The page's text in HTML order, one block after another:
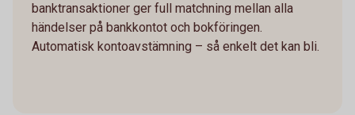
banktransaktioner ger full matchning mellan alla
händelser på bankkontot och bokföringen.
Automatisk kontoavstämning – så enkelt det kan bli.